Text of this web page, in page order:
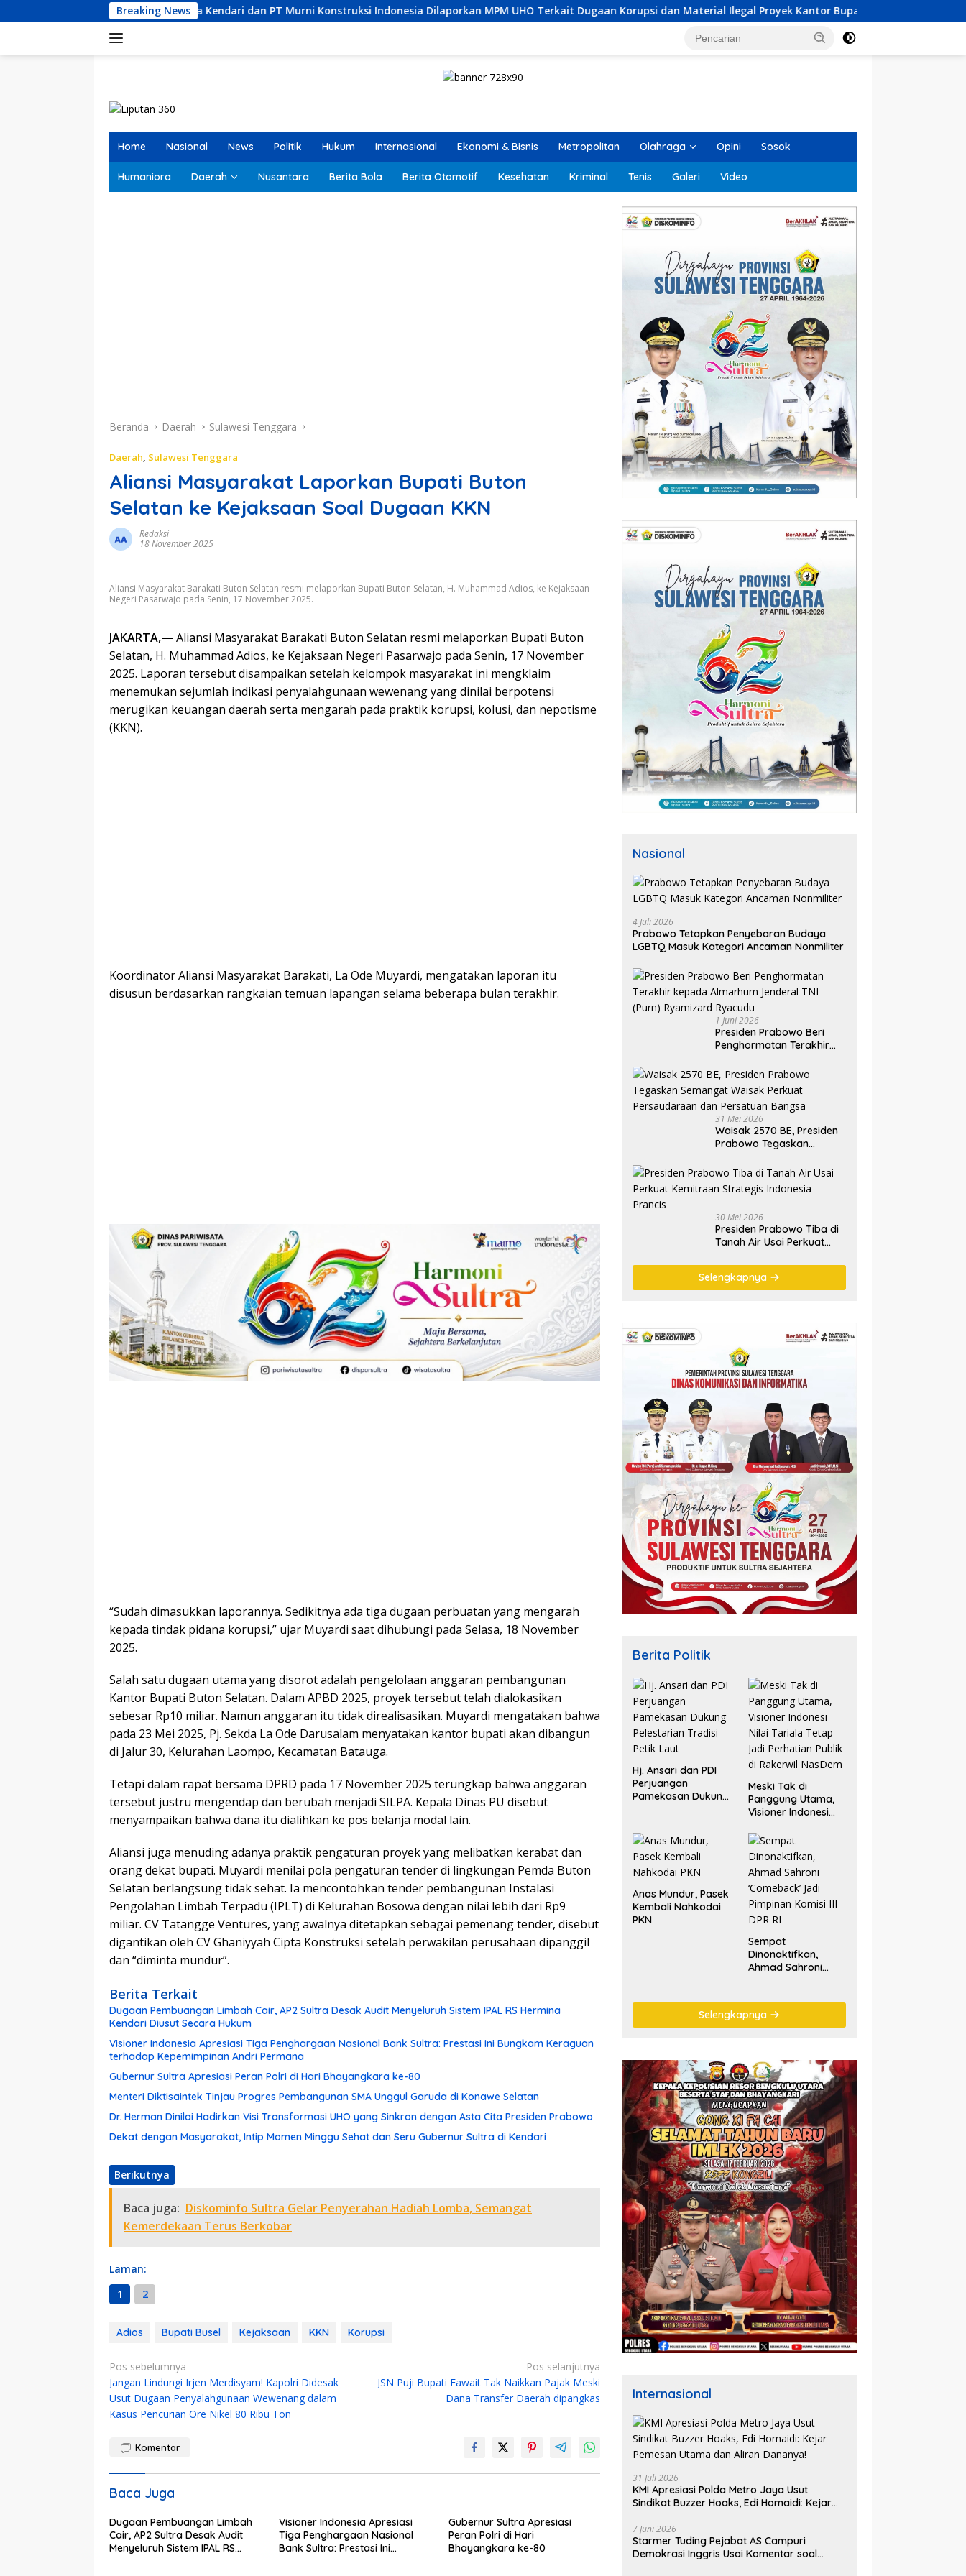
ke
Breaking News
Bumi Permata Kendari dan PT Murni Konstruksi Indonesia Dilaporkan MPM UHO Terkait Dugaan Korupsi dan Material Ilegal Proyek Kantor Bupati Buton Selatan
Home Nasional News Politik Hukum Internasional Ekonomi & Bisnis Metropolitan Olahraga Opini Sosok
Humaniora Daerah Nusantara Berita Bola Berita Otomotif Kesehatan Kriminal Tenis Galeri Video
Beranda Daerah Sulawesi Tenggara
Daerah Sulawesi Tenggara
Aliansi Masyarakat Laporkan Bupati Buton
Selatan ke Kejaksaan Soal Dugaan KKN
Redaksi
18 November 2025
Aliansi Masyarakat Barakati Buton Selatan resmi melaporkan Bupati Buton Selatan, H. Muhammad Adios, ke Kejaksaan
Negeri Pasarwajo pada Senin, 17 November 2025.
JAKARTA,— Aliansi Masyarakat Barakati Buton Selatan resmi melaporkan Bupati Buton
Selatan, H. Muhammad Adios, ke Kejaksaan Negeri Pasarwajo pada Senin, 17 November
2025. Laporan tersebut disampaikan setelah kelompok masyarakat ini mengklaim
menemukan sejumlah indikasi penyalahgunaan wewenang yang dinilai berpotensi
merugikan keuangan daerah serta mengarah pada praktik korupsi, kolusi, dan nepotisme
(KKN).
Koordinator Aliansi Masyarakat Barakati, La Ode Muyardi, mengatakan laporan itu
disusun berdasarkan rangkaian temuan lapangan selama beberapa bulan terakhir.
“Sudah dimasukkan laporannya. Sedikitnya ada tiga dugaan perbuatan yang mengarah
kepada tindak pidana korupsi,” ujar Muyardi saat dihubungi pada Selasa, 18 November
2025.
Salah satu dugaan utama yang disorot adalah pengelolaan anggaran pembangunan
Kantor Bupati Buton Selatan. Dalam APBD 2025, proyek tersebut telah dialokasikan
sebesar Rp10 miliar. Namun anggaran itu tidak direalisasikan. Muyardi mengatakan bahwa
pada 23 Mei 2025, Pj. Sekda La Ode Darusalam menyatakan kantor bupati akan dibangun
di Jalur 30, Kelurahan Laompo, Kecamatan Batauga.
Tetapi dalam rapat bersama DPRD pada 17 November 2025 terungkap bahwa anggaran
tersebut justru mengendap dan berubah menjadi SILPA. Kepala Dinas PU disebut
menyampaikan bahwa dana itu dialihkan ke pos belanja modal lain.
Aliansi juga menuding adanya praktik pengaturan proyek yang melibatkan kerabat dan
orang dekat bupati. Muyardi menilai pola pengaturan tender di lingkungan Pemda Buton
Selatan berlangsung tidak sehat. Ia mencontohkan tender pembangunan Instalasi
Pengolahan Limbah Terpadu (IPLT) di Kelurahan Bosowa dengan nilai lebih dari Rp9
miliar. CV Tatangge Ventures, yang awalnya ditetapkan sebagai pemenang tender, disebut
digantikan oleh CV Ghaniyyah Cipta Konstruksi setelah perwakilan perusahaan dipanggil
dan “diminta mundur”.
Berita Terkait
Dugaan Pembuangan Limbah Cair, AP2 Sultra Desak Audit Menyeluruh Sistem IPAL RS Hermina
Kendari Diusut Secara Hukum
Visioner Indonesia Apresiasi Tiga Penghargaan Nasional Bank Sultra: Prestasi Ini Bungkam Keraguan
terhadap Kepemimpinan Andri Permana
Gubernur Sultra Apresiasi Peran Polri di Hari Bhayangkara ke-80
Menteri Diktisaintek Tinjau Progres Pembangunan SMA Unggul Garuda di Konawe Selatan
Dr. Herman Dinilai Hadirkan Visi Transformasi UHO yang Sinkron dengan Asta Cita Presiden Prabowo
Dekat dengan Masyarakat, Intip Momen Minggu Sehat dan Seru Gubernur Sultra di Kendari
Berikutnya
Baca juga: Diskominfo Sultra Gelar Penyerahan Hadiah Lomba, Semangat
Kemerdekaan Terus Berkobar
Laman:
1
2
Adios Bupati Busel Kejaksaan KKN Korupsi
Navigasi
pos
Pos sebelumnya
Jangan Lindungi Irjen Merdisyam! Kapolri Didesak
Usut Dugaan Penyalahgunaan Wewenang dalam
Kasus Pencurian Ore Nikel 80 Ribu Ton
Pos selanjutnya
JSN Puji Bupati Fawait Tak Naikkan Pajak Meski
Dana Transfer Daerah dipangkas
Komentar
Baca Juga
Dugaan Pembuangan Limbah
Cair, AP2 Sultra Desak Audit
Menyeluruh Sistem IPAL RS
Visioner Indonesia Apresiasi
Tiga Penghargaan Nasional
Bank Sultra: Prestasi Ini
Gubernur Sultra Apresiasi
Peran Polri di Hari
Bhayangkara ke-80
Nasional
4 Juli 2026
Prabowo Tetapkan Penyebaran Budaya
LGBTQ Masuk Kategori Ancaman Nonmiliter
1 Juni 2026
Presiden Prabowo Beri
Penghormatan Terakhir
Jenderal TNI (Purn)
Ryamizard Ryacudu
31 Mei 2026
Waisak 2570 BE, Presiden
Prabowo Tegaskan
Persaudaraan dan
Persatuan Bangsa
30 Mei 2026
Presiden Prabowo Tiba di
Tanah Air Usai Perkuat
Indonesia–Prancis
Selengkapnya
Berita Politik
Hj. Ansari dan PDI
Perjuangan
Pamekasan Dukung
Meski Tak di
Panggung Utama,
Visioner Indonesi
Jadi Perhatian
Publik di Rakerwil
NasDem
Anas Mundur, Pasek
Kembali Nahkodai
PKN
Sempat
Dinonaktifkan,
Ahmad Sahroni
DPR RI
Selengkapnya
Internasional
31 Juli 2026
KMI Apresiasi Polda Metro Jaya Usut
Sindikat Buzzer Hoaks, Edi Homaidi: Kejar
7 Juni 2026
Starmer Tuding Pejabat AS Campuri
Demokrasi Inggris Usai Komentar soal